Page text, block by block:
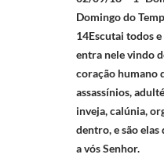
posts
Domingo do
14Escutai todos
entra nele vindo
coração humano
assassínios,
inveja, calúnia,
dentro, e são
a vós Senhor.